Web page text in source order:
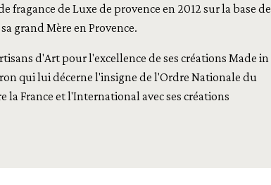
fragance de Luxe de provence en 2012 sur la base de
grand Mère en Provence.
d'Art pour l'excellence de ses créations Made in
qui lui décerne l'insigne de l'Ordre Nationale du
la France et l'International avec ses créations